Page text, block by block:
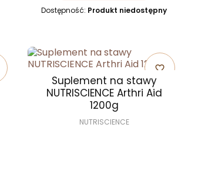
Dostępność: Produkt niedostępny
favorite_border
Suplement na stawy
NUTRISCIENCE Arthri Aid
1200g
NUTRISCIENCE